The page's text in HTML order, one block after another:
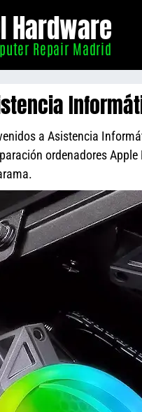
Hardware
Repair Madrid
a Asistencia
ordenadores Apple